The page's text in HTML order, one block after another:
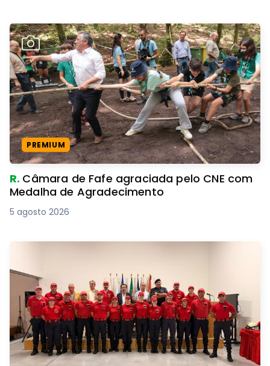
PREMIUM
R. Câmara de Fafe agraciada pelo CNE com
Medalha de Agradecimento
5 agosto 2026